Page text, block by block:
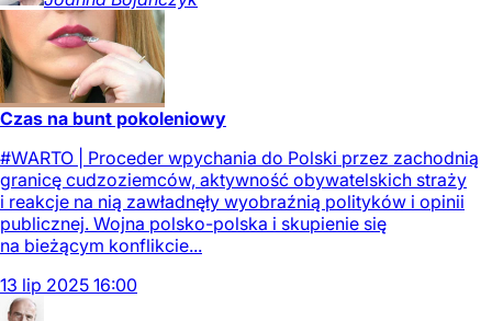
Czas na bunt pokoleniowy
#WARTO | Proceder wpychania do Polski przez zachodnią
granicę cudzoziemców, aktywność obywatelskich straży
i reakcje na nią zawładnęły wyobraźnią polityków i opinii
publicznej. Wojna polsko-polska i skupienie się
na bieżącym konflikcie...
13 lip 2025 16:00